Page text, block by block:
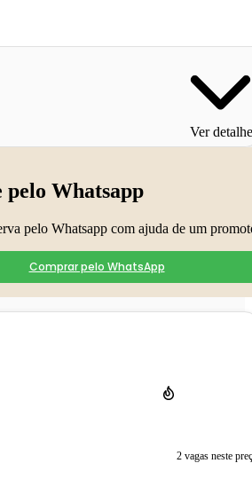
Ver
pelo Whatsapp
pelo Whatsapp com ajuda de um
Comprar pelo WhatsApp
2 vagas neste